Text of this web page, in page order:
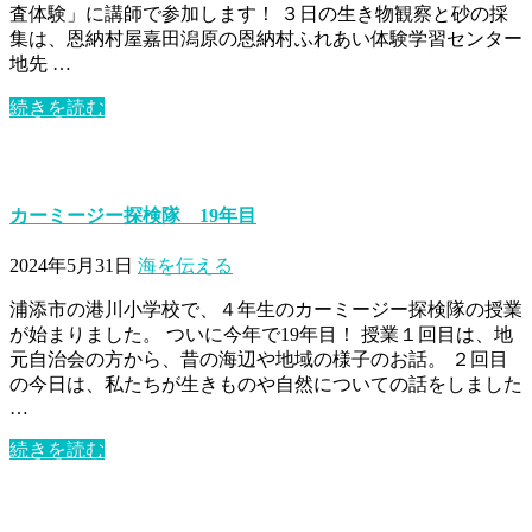
査体験」に講師で参加します！ ３日の生き物観察と砂の採
集は、恩納村屋嘉田潟原の恩納村ふれあい体験学習センター
地先 …
続きを読む
カーミージー探検隊 19年目
2024年5月31日 海を伝える
浦添市の港川小学校で、４年生のカーミージー探検隊の授業
が始まりました。 ついに今年で19年目！ 授業１回目は、地
元自治会の方から、昔の海辺や地域の様子のお話。 ２回目
の今日は、私たちが生きものや自然についての話をしました
…
続きを読む